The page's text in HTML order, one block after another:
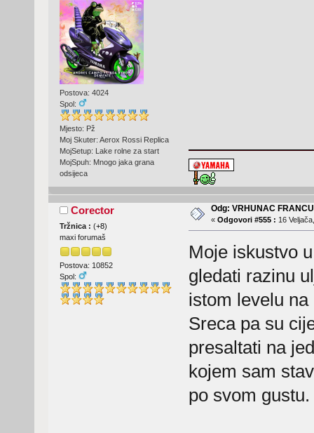
Postova: 4024
Spol:
Mjesto: Pž
Moj Skuter: Aerox Rossi Replica
MojSetup: Lake rolne za start
MojSpuh: Mnogo jaka grana
odsijeca
Corector
Tržnica : (+8)
maxi forumaš
Postova: 10852
Spol:
Odg: VRHUNAC
« Odgovori #555 : 16
Moje iskustvo
gledati razinu
istom levelu
Sreca pa su
presaltati na
kojem sam
po svom gustu.